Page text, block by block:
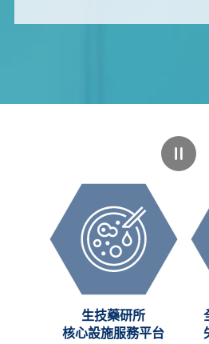
生技藥研所
核心設施服務平台